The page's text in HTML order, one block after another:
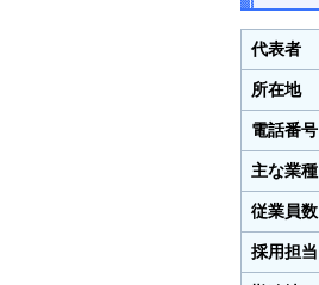
代表者
所在地
電話番号
主な業種
従業員数
採用担当